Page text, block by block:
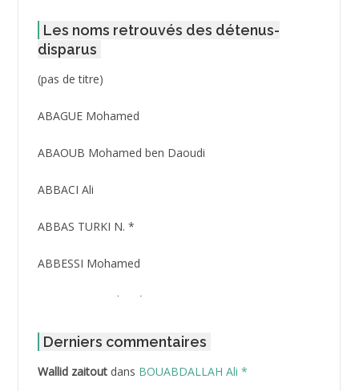
Les noms retrouvés des détenus-
disparus
(pas de titre)Post
3416
ABAGUE Mohamed
ABAOUB Mohamed ben Daoudi
ABBACI Ali
ABBAS TURKI N. *
ABBESSI Mohamed
ABBOUR Azzedine *
ABDAT Amar
ABDEDDAIM Hamid
Derniers commentaires
Wallid zaitoutdans BOUABDALLAH Ali *